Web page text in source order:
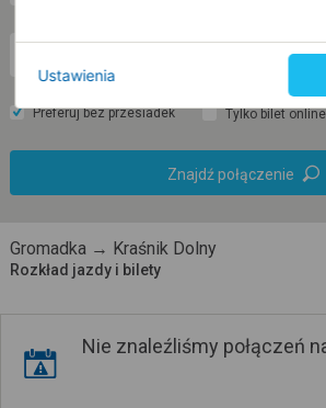
-- : --
Preferuj bez przesiadek Tylko bilet online
Znajdź połączenie
Gromadka → Kraśnik Dolny
Rozkład jazdy i bilety
Nie znaleźliśmy połączeń
Ustawienia